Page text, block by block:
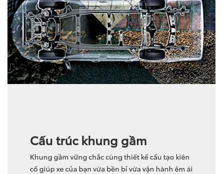
Cấu trúc khung gầm
Khung gầm vững chắc cùng thiết kế cấu tạo kiên
cố giúp xe của bạn vừa bền bỉ vừa vận hành êm ái